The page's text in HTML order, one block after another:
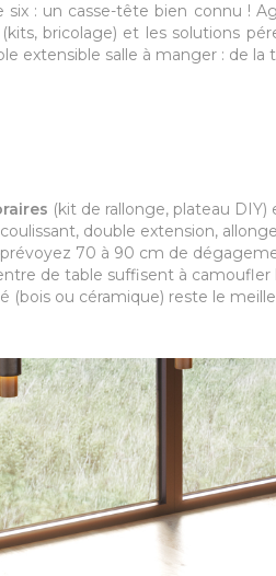
: un casse-tête bien connu !
bricolage) et les solutions
extensible salle à manger : de
(kit de rallonge, plateau DIY)
double extension,
70 à 90 cm de
de table suffisent à camoufler
(bois ou céramique) reste le